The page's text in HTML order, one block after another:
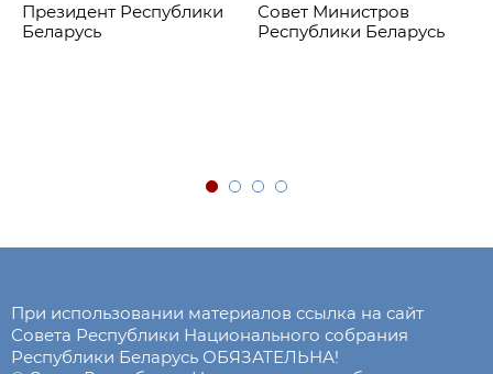
Президент Республики
Беларусь
Совет Министров
Республики Беларусь
При использовании материалов ссылка на сайт
Совета Республики Национального собрания
Республики Беларусь ОБЯЗАТЕЛЬНА!